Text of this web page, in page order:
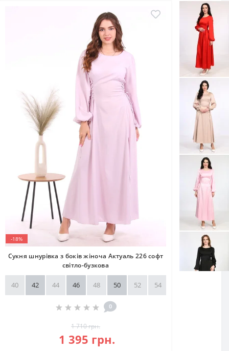
-18%
Сукня шнурівка з боків жіноча Актуаль 226 софт
світло-бузкова
40 42 44 46 48 50 52 54
0
1 710 грн.
1 395 грн.